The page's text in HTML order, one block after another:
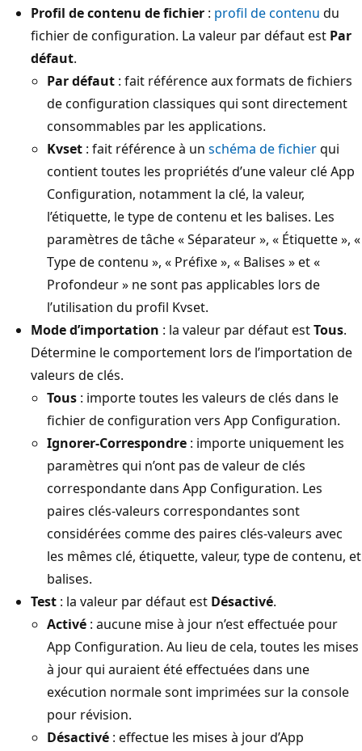
Profil de contenu de fichier : profil de contenu du
fichier de configuration. La valeur par défaut est Par
défaut.
Par défaut : fait référence aux formats de fichiers
de configuration classiques qui sont directement
consommables par les applications.
Kvset : fait référence à un schéma de fichierqui
contient toutes les propriétés d’une valeur clé App
Configuration, notamment la clé, la valeur,
l’étiquette, le type de contenu et les balises. Les
paramètres de tâche « Séparateur », « Étiquette », «
Type de contenu », « Préfixe », « Balises » et «
Profondeur » ne sont pas applicables lors de
l’utilisation du profil Kvset.
Mode d’importation : la valeur par défaut estTous.
Détermine le comportement lors de l’importation de
valeurs de clés.
Tous : importe toutes les valeurs de clés dans le
fichier de configuration vers App Configuration.
Ignorer-Correspondre : importe uniquement les
paramètres qui n’ont pas de valeur de clés
correspondante dans App Configuration. Les
paires clés-valeurs correspondantes sont
considérées comme des paires clés-valeurs avec
les mêmes clé, étiquette, valeur, type de contenu, et
balises.
Test : la valeur par défaut est Désactivé.
Activé : aucune mise à jour n’est effectuée pour
App Configuration. Au lieu de cela, toutes les mises
à jour qui auraient été effectuées dans une
exécution normale sont imprimées sur la console
pour révision.
Désactivé : effectue les mises à jour d’App